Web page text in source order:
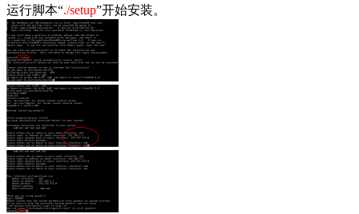
运行脚本“./setup”开始安装。